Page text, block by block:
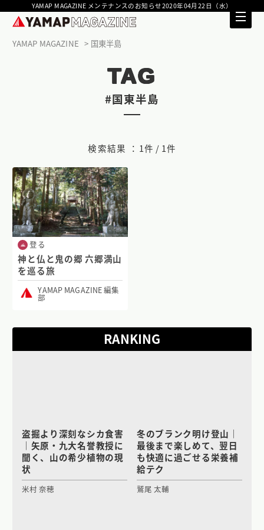
YAMAP MAGAZINE メンテナンスのお知らせ2020年04月22日（水）
YAMAP MAGAZINE 国東半島
TAG
#国東半島
検索結果 ： 1件 / 1件
登る
神と仏と鬼の郷 六郷満山
を巡る旅
YAMAP MAGAZINE 編集
部
RANKING
盗掘より深刻なシカ食害
｜矢原・九大名誉教授に
聞く、山の希少植物の現
状
米村 奈穂
冬のブランク明け登山｜
最後まで楽しめて、翌日
も快適に過ごせる栄養補
給テク
鷲尾 太輔